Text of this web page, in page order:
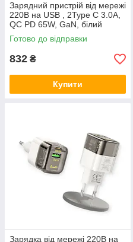
Зарядний пристрій від мережі
220В на USB , 2Type C 3.0A,
QС PD 65W, GaN, білий
Готово до відправки
832 ₴
Купити
Зарядка від мережі 220В на